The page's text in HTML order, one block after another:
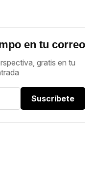
en tu correo
gratis en tu
Suscríbete